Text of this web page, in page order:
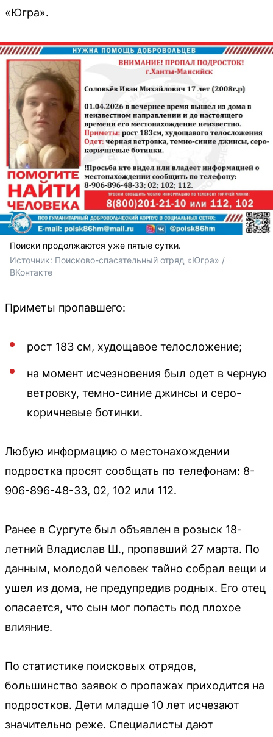
«Югра».
Поиски продолжаются уже пятые сутки.
Источник: Поисково-спасательный отряд «Югра» /
ВКонтакте
Приметы пропавшего:
рост 183 см, худощавое телосложение;
на момент исчезновения был одет в черную
ветровку, темно-синие джинсы и серо-
коричневые ботинки.
Любую информацию о местонахождении
подростка просят сообщать по телефонам: 8-
906-896-48-33, 02, 102 или 112.
Ранее в Сургуте был объявлен в розыск 18-
летний Владислав Ш., пропавший 27 марта. По
данным, молодой человек тайно собрал вещи и
ушел из дома, не предупредив родных. Его отец
опасается, что сын мог попасть под плохое
влияние.
По статистике поисковых отрядов,
большинство заявок о пропажах приходится на
подростков. Дети младше 10 лет исчезают
значительно реже. Специалисты дают